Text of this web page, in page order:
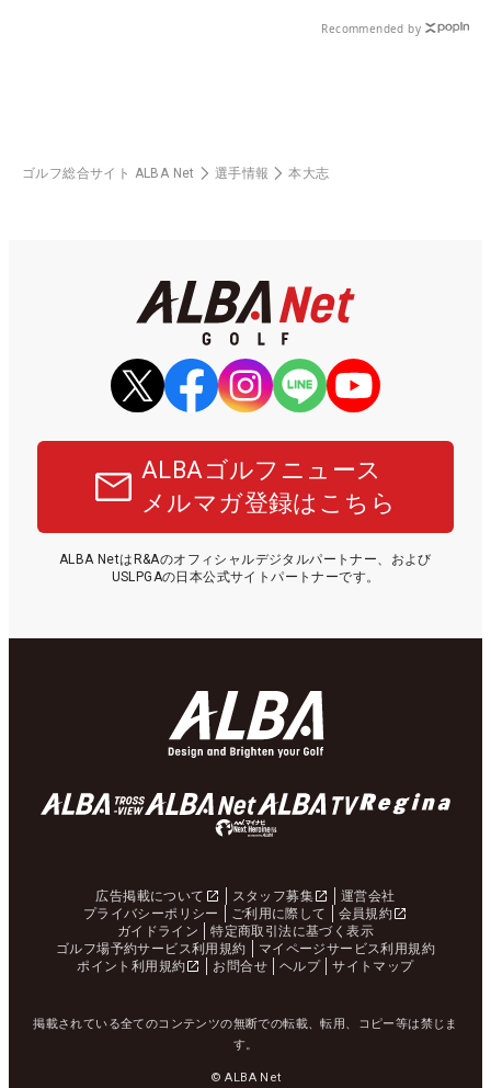
Recommended by
ゴルフ総合サイト ALBA Net 選手情報 本大志
ALBAゴルフニュース
メルマガ登録はこちら
ALBA NetはR&Aのオフィシャルデジタルパートナー、および
USLPGAの日本公式サイトパートナーです。
広告掲載について スタッフ募集
運営会社
プライバシーポリシー
ご利用に際して
会員規約
ガイドライン
特定商取引法に基づく表示
ゴルフ場予約サービス利用規約
マイページサービス利用規約
ポイント利用規約
お問合せ ヘルプ サイトマップ
掲載されている全てのコンテンツの無断での転載、転用、コピー等は禁じま
す。
© ALBA Net